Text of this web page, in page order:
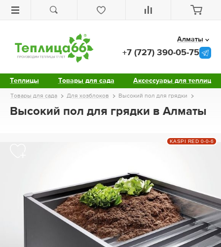
Теплицы Товары для сада Аксессуары для теплиц
Алматы
+7 (727) 390-05-75
Товары для сада Для хозблоков Высокий пол для грядки
Высокий пол для грядки в Алматы
KASPI RED 0-0-6